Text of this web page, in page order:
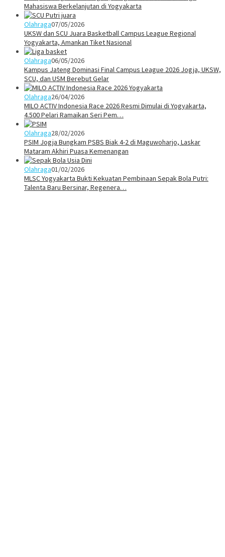
Mahasiswa Berkelanjutan di Yogyakarta
Olahraga07/05/2026
UKSW dan SCU Juara Basketball Campus League Regional
Yogyakarta, Amankan Tiket Nasional
Olahraga06/05/2026
Kampus Jateng Dominasi Final Campus League 2026 Jogja, UKSW,
SCU, dan USM Berebut Gelar
Olahraga26/04/2026
MILO ACTIV Indonesia Race 2026 Resmi Dimulai di Yogyakarta,
4.500 Pelari Ramaikan Seri Pem…
Olahraga28/02/2026
PSIM Jogja Bungkam PSBS Biak 4-2 di Maguwoharjo, Laskar
Mataram Akhiri Puasa Kemenangan
Olahraga01/02/2026
MLSC Yogyakarta Bukti Kekuatan Pembinaan Sepak Bola Putri:
Talenta Baru Bersinar, Regenera…